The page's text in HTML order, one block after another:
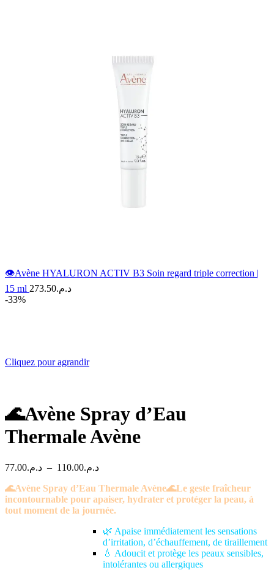
👁️Avène HYALURON ACTIV B3 Soin regard triple correction |
15 ml
د.م.273.50
-33%
Cliquez pour agrandir
🌊Avène Spray d’Eau
Thermale Avène
د.م.77.00 – د.م.110.00
Plage
prix :
د.م.77.00
à
🌊Avène Spray d’Eau Thermale Avène🌊Le geste fraîcheur
incontournable pour apaiser, hydrater et protéger la peau, à
tout moment de la journée.
🌿 Apaise immédiatement les sensations
d’irritation, d’échauffement, de tiraillement
💧 Adoucit et protège les peaux sensibles,
intolérantes ou allergiques